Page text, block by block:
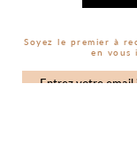
Soyez le premier à
en vous